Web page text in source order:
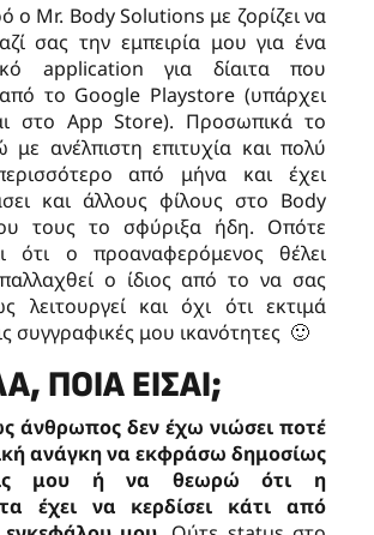
ο Mr. Body Solutions με ζορίζει να
σας την εμπειρία μου για ένα
application για δίαιτα που
το Google Playstore (υπάρχει
στο App Store). Προσωπικά το
με ανέλπιστη επιτυχία και πολύ
από μήνα και έχει
και άλλους φίλους στο Body
τους το σφύριξα ήδη. Οπότε
ότι ο προαναφερόμενος θέλει
ο ίδιος από το να σας
λειτουργεί και όχι ότι εκτιμά
συγγραφικές μου ικανότητες 🙂
ΠΟΙΑ ΕΊΣΑΙ;
άνθρωπος δεν έχω νιώσει ποτέ
ανάγκη να εκφράσω δημοσίως
μου ή να θεωρώ ότι η
έχει να κερδίσει κάτι από